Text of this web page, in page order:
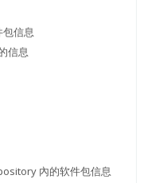
信息
信息
內的软件包信息